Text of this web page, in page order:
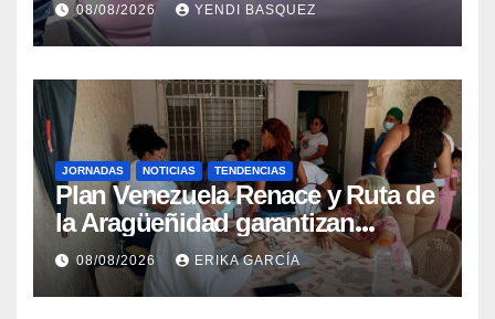
epidemiológica
08/08/2026 YENDI BASQUEZ
JORNADAS NOTICIAS TENDENCIAS
Plan Venezuela Renace y Ruta de
la Aragüeñidad garantizan
atención médica integral en
Aragua
08/08/2026 ERIKA GARCÍA